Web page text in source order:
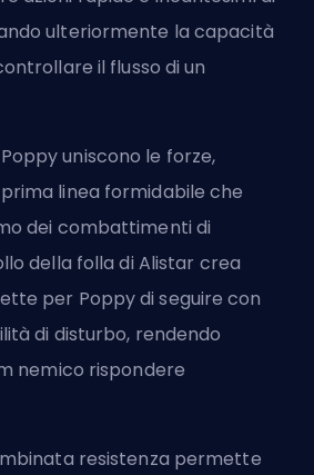
ulteriormente la capacità
il flusso di un
uniscono le forze,
linea formidabile che
dei combattimenti di
della folla di Alistar crea
per Poppy di seguire con
di disturbo, rendendo
nemico rispondere
resistenza permette